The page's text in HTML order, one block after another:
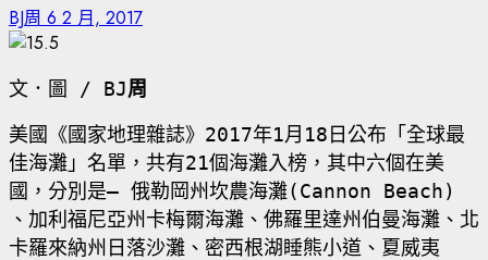
BJ周 6 2 月, 2017
文．圖 / BJ周
美國《國家地理雜誌》 2017年1月 18日公布「全球最
佳海灘」名單，共有21個海灘入榜，其中六個在美
國，分別是— 俄勒岡州坎農海灘(Cannon Beach)
、加利福尼亞州卡梅爾海灘、佛羅里達州伯曼海灘、北
卡羅來納州日落沙灘、密西根湖睡熊小道、夏威夷